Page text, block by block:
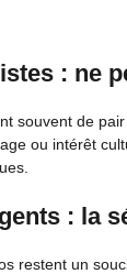
: ne
souvent de
ou intérêt
: la
restent un